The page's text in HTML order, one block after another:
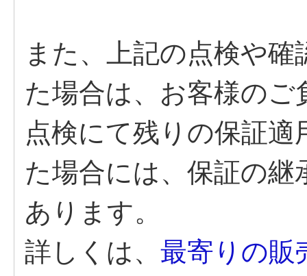
また、上記の点検や
た場合は、お客様のご
点検にて残りの保証
た場合には、保証の
あります。
詳しくは、 最寄りの販